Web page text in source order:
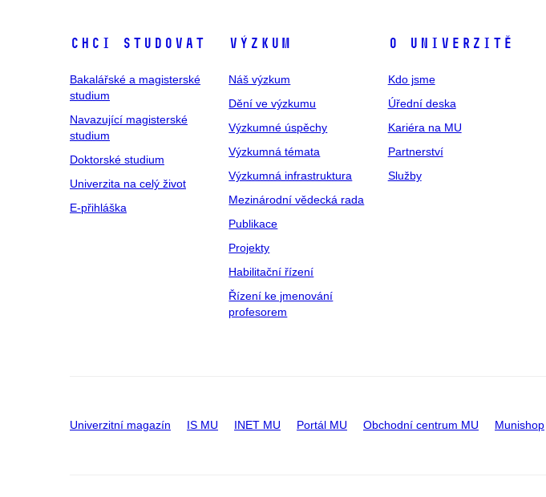
Chci studovat
Bakalářské a magisterské
studium
Navazující magisterské
studium
Doktorské studium
Univerzita na celý život
E-přihláška
Výzkum
Náš výzkum
Dění ve výzkumu
Výzkumné úspěchy
Výzkumná témata
Výzkumná infrastruktura
Mezinárodní vědecká rada
Publikace
Projekty
Habilitační řízení
Řízení ke jmenování
profesorem
O univerzitě
Kdo jsme
Úřední deska
Kariéra na MU
Partnerství
Služby
Univerzitní magazín IS MU INET MU Portál MU Obchodní centrum MU Munishop